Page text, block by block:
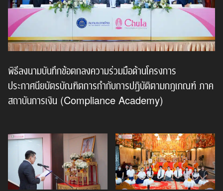
พิธีลงนามบันทึกข้อตกลงความร่วมมือด้านโครงการ
ประกาศนียบัตรบัณฑิตการกำกับการปฏิบัติตามกฎเกณฑ์ ภาค
สถาบันการเงิน (Compliance Academy)